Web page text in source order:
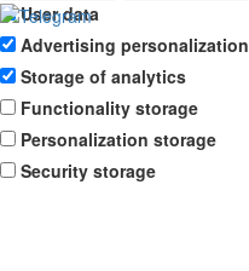
User data
Advertising personalization
Storage of analytics
Functionality storage
Personalization storage
Security storage